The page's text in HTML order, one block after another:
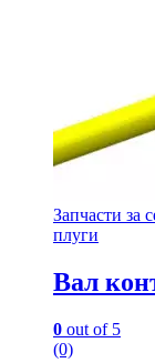
Запчасти за
плуги
Вал
0 out of 5
(0)